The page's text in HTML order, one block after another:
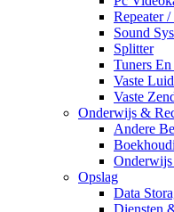
Repeater
Sound
Splitter
Tuners
Vaste
Vaste
Onderwijs &
Andere
Opslag
Data
Diensten